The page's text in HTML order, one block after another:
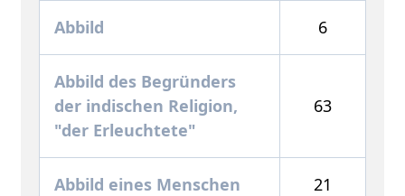
Abbild 6
Abbild des Begründers
der indischen Religion,
"der Erleuchtete"
63
Abbild eines Menschen 21